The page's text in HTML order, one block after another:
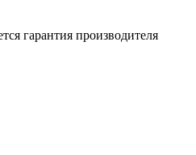
гарантия производителя